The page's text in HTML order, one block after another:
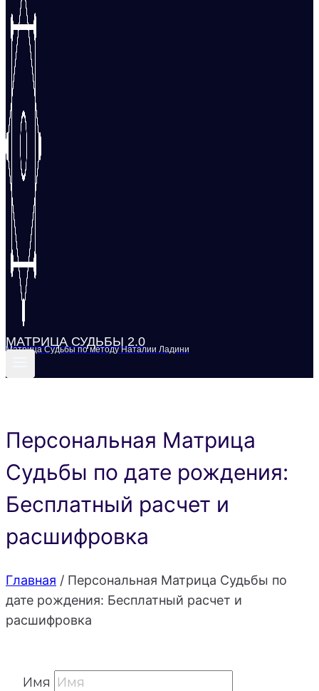
МАТРИЦА СУДЬБЫ 2.0
Матрица Судьбы по методу Наталии Ладини
Персональная Матрица
Судьбы по дате рождения:
Бесплатный расчет и
расшифровка
Главная / Персональная Матрица Судьбы по
дате рождения: Бесплатный расчет и
расшифровка
Имя